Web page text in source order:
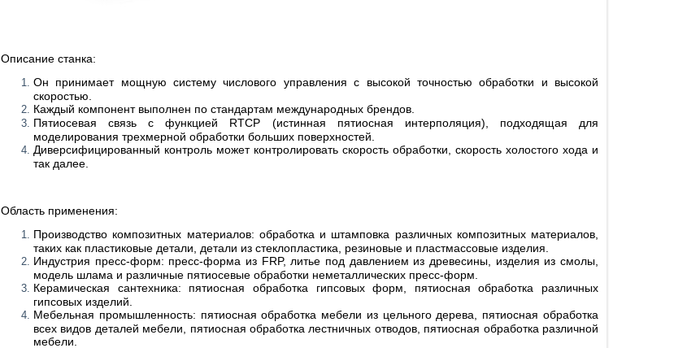
Описание станка:
Он принимает мощную систему числового управления с высокой точностью обработки и высокой
скоростью.
Каждый компонент выполнен по стандартам международных брендов.
Пятиосевая связь с функцией RTCP (истинная пятиосная интерполяция), подходящая для
моделирования трехмерной обработки больших поверхностей.
Диверсифицированный контроль может контролировать скорость обработки, скорость холостого хода и
так далее.
Область применения:
Производство композитных материалов: обработка и штамповка различных композитных материалов,
таких как пластиковые детали, детали из стеклопластика, резиновые и пластмассовые изделия.
Индустрия пресс-форм: пресс-форма из FRP, литье под давлением из древесины, изделия из смолы,
модель шлама и различные пятиосевые обработки неметаллических пресс-форм.
Керамическая сантехника: пятиосная обработка гипсовых форм, пятиосная обработка различных
гипсовых изделий.
Мебельная промышленность: пятиосная обработка мебели из цельного дерева, пятиосная обработка
всех видов деталей мебели, пятиосная обработка лестничных отводов, пятиосная обработка различной
мебели.